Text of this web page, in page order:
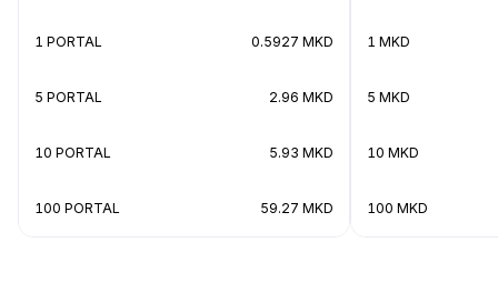
1 PORTAL 0.5927 MKD
5 PORTAL 2.96 MKD
10 PORTAL 5.93 MKD
100 PORTAL 59.27 MKD
1 MKD
5 MKD
10 MKD
100 MKD